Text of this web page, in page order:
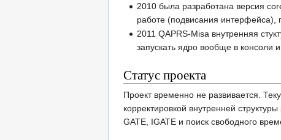
2010 была разработана версия
работе (подвисания интерфейса),
2011 QAPRS-Misa внутренняя
запускать ядро вообще в консоли
Статус проекта
Проект временно не развивается.
корректировкой внутренней
GATE, IGATE и поиск свободного